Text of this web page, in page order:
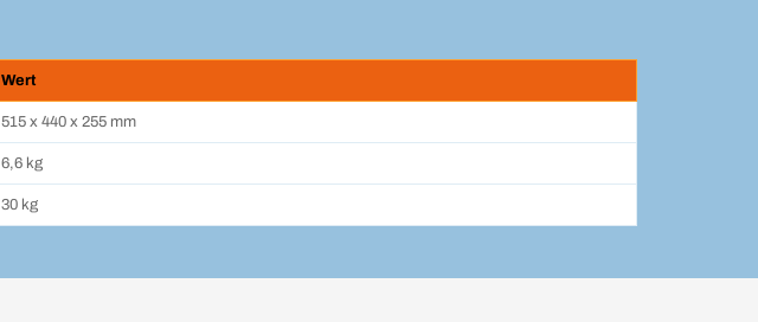
Wert
515 x 440 x 255 mm
6,6 kg
30 kg